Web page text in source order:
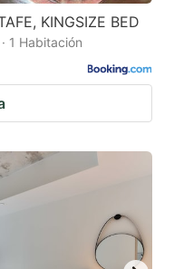
KINGSIZE BED
1 Habitación